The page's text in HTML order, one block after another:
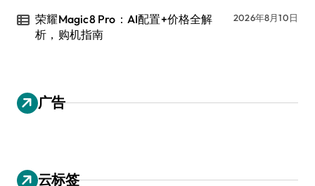
荣耀Magic8 Pro：AI配置+价格全解
析，购机指南
2026年8月10日
广告
云标签